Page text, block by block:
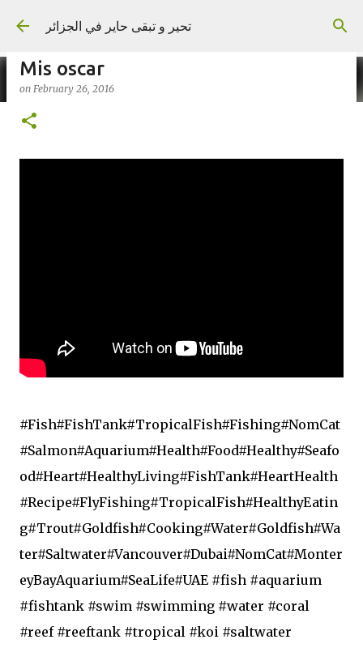
Skip to main content
تحير و تبقى حاير في الجزائر
Mis oscar
on February 26, 2016
#Fish#FishTank#TropicalFish#Fishing#NomCat
#Salmon#Aquarium#Health#Food#Healthy#Seafo
od#Heart#HealthyLiving#FishTank#HeartHealth
#Recipe#FlyFishing#TropicalFish#HealthyEatin
g#Trout#Goldfish#Cooking#Water#Goldfish#Wa
ter#Saltwater#Vancouver#Dubai#NomCat#Monter
eyBayAquarium#SeaLife#UAE #fish #aquarium
#fishtank #swim #swimming #water #coral
#reef #reeftank #tropical #koi #saltwater